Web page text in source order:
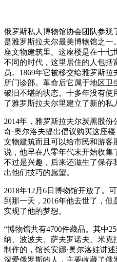
俄罗斯私人博物馆协会团队参观
是雅罗斯拉夫尔最美博物馆之一
座文物建筑里。这座楼是在十
不同的时代，这里居住的人包括
员。1869年它被移交给雅罗斯
所门诊部。革命后它属于地区卫
破旧不堪的状态。十多年没有使
了雅罗斯拉夫尔里建立了新的私
2014年，雅罗斯拉夫尔炭黑股份
奇·奥尔洛夫提出倡议购买这座
文物建筑而且可以给市民和游客
说，他早在八零年代末开始收集
不过是兴趣，后来还滋生了保存
出他们技巧的愿望。
2018年12月6日博物馆开放了。
到那一天，2016年他去世了，
实现了他的梦想。
“博物馆共有4700件藏品。其中
纳、波波夫、萨夫罗诺夫、米克
制作的，馆长安娜·奥尔洛娃讲
深爱俄罗斯的人，主要收藏了俄